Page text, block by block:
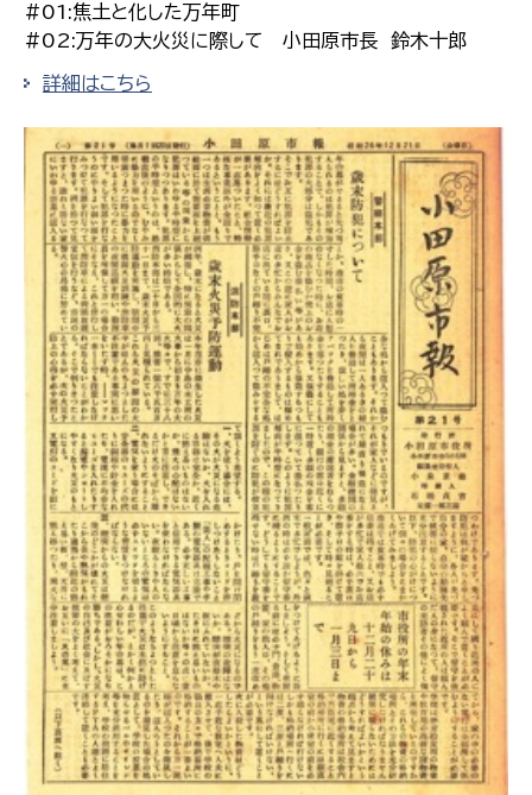
#01:焦土と化した万年町
#02:万年の大火災に際して 小田原市長 鈴木十郎
詳細はこちら